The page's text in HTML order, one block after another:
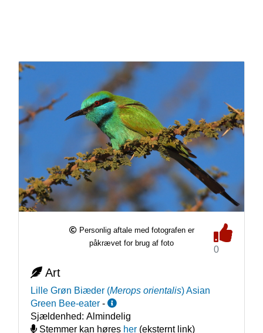
Personlig aftale med fotografen er
påkrævet for brug af foto
0
Art
Lille Grøn Biæder (Merops orientalis)Asian
Green Bee-eater -
Sjældenhed: Almindelig
Stemmer kan høres her(eksternt link)